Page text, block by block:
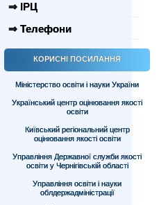
⇒ ІРЦ
⇒ Телефони
КОРИСНІ ПОСИЛАННЯ
Міністерство освіти і науки України
Український центр оцінювання якості
освіти
Київський регіональний центр
оцінювання якості освіти
Управління Державної служби якості
освіти у Чернігівській області
Управління освіти і науки
облдержадміністрації